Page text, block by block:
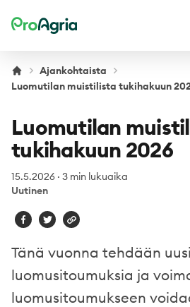
ProAgria
Ajankohtaista
Luomutilan muistilista tukihakuun
Luomutilan
tukihakuun 2026
15.5.2026 · 3 min lukuaika
Uutinen
Tänä vuonna tehdään
luomusitoumuksia ja
luomusitoumukseen